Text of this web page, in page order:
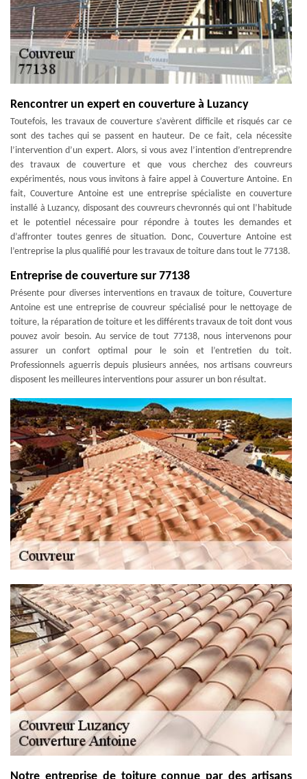
Rencontrer un expert en couverture à Luzancy
Toutefois, les travaux de couverture s’avèrent difficile et risqués car ce
sont des taches qui se passent en hauteur. De ce fait, cela nécessite
l’intervention d’un expert. Alors, si vous avez l’intention d’entreprendre
des travaux de couverture et que vous cherchez des couvreurs
expérimentés, nous vous invitons à faire appel à Couverture Antoine. En
fait, Couverture Antoine est une entreprise spécialiste en couverture
installé à Luzancy, disposant des couvreurs chevronnés qui ont l’habitude
et le potentiel nécessaire pour répondre à toutes les demandes et
d’affronter toutes genres de situation. Donc, Couverture Antoine est
l’entreprise la plus qualifié pour les travaux de toiture dans tout le 77138.
Entreprise de couverture sur 77138
Présente pour diverses interventions en travaux de toiture, Couverture
Antoine est une entreprise de couvreur spécialisé pour le nettoyage de
toiture, la réparation de toiture et les différents travaux de toit dont vous
pouvez avoir besoin. Au service de tout 77138, nous intervenons pour
assurer un confort optimal pour le soin et l’entretien du toit.
Professionnels aguerris depuis plusieurs années, nos artisans couvreurs
disposent les meilleures interventions pour assurer un bon résultat.